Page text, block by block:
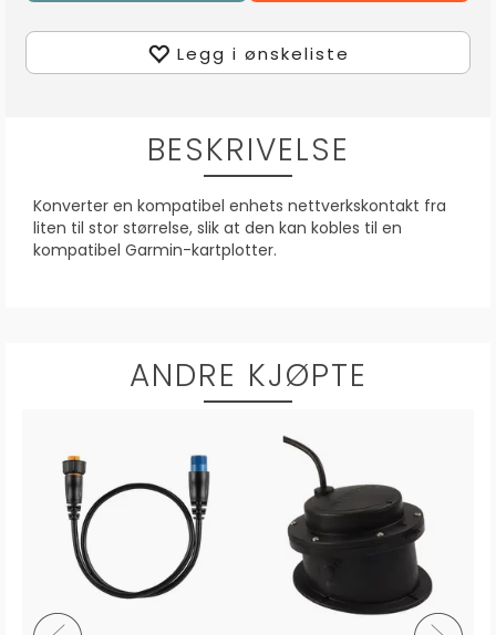
Legg i ønskeliste
BESKRIVELSE
Konverter en kompatibel enhets nettverkskontakt fra
liten til stor størrelse, slik at den kan kobles til en
kompatibel Garmin-kartplotter.
ANDRE KJØPTE